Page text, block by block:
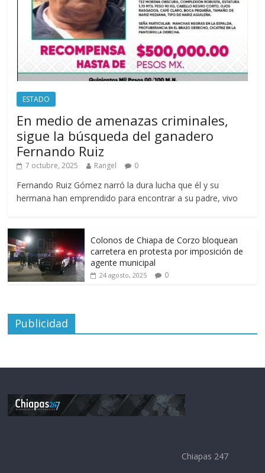
ESTADO
En medio de amenazas criminales,
sigue la búsqueda del ganadero
Fernando Ruiz
7 octubre, 2025 Rangel 0
Fernando Ruiz Gómez narró la dura lucha que él y su
hermana han emprendido para encontrar a su padre, vivo
Colonos de Chiapa de Corzo bloquean
carretera en protesta por imposición de
agente municipal
24 agosto, 2025 0
Publicidad
Chiapas 247